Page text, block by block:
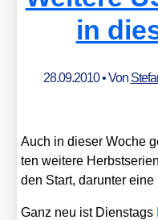
in
28.09.2010• Von
Auch in die­ser Woche
ten wei­te­re
den Start, dar­un­ter
Ganz neu ist Diens­tags